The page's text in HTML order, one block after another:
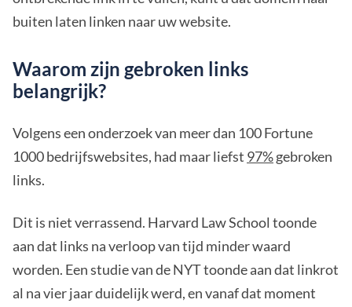
buiten laten linken naar uw website.
Waarom zijn gebroken links
belangrijk?
Volgens een onderzoek van meer dan 100 Fortune
1000 bedrijfswebsites, had maar liefst 97%gebroken
links.
Dit is niet verrassend. Harvard Law School toonde
aan dat links na verloop van tijd minder waard
worden. Een studie van de NYT toonde aan dat linkrot
al na vier jaar duidelijk werd, en vanaf dat moment